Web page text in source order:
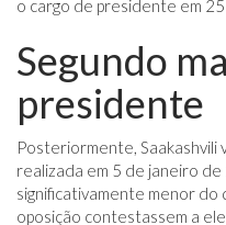
o cargo de presidente em
Segundo
presidente
Posteriormente, Saakashvili
realizada em 5 de janeiro de
significativamente menor do
oposição contestassem a